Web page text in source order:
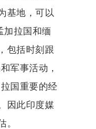
基地，可以
加拉国和缅
包括时刻跟
军事活动，
国重要的经
因此印度媒
。